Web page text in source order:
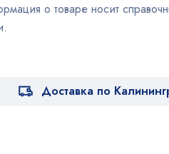
о товаре носит
Доставка по